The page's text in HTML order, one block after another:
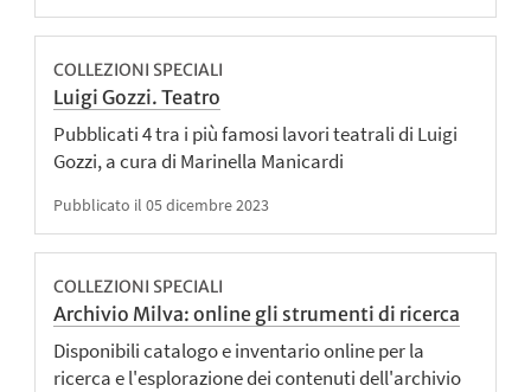
COLLEZIONI SPECIALI
Luigi Gozzi. Teatro
Pubblicati 4 tra i più famosi lavori teatrali di Luigi
Gozzi, a cura di Marinella Manicardi
Pubblicato il 05 dicembre 2023
COLLEZIONI SPECIALI
Archivio Milva: online gli strumenti di ricerca
Disponibili catalogo e inventario online per la
ricerca e l'esplorazione dei contenuti dell'archivio